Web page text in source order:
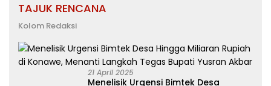
TAJUK RENCANA
Kolom Redaksi
21 April 2025
Menelisik Urgensi Bimtek Desa